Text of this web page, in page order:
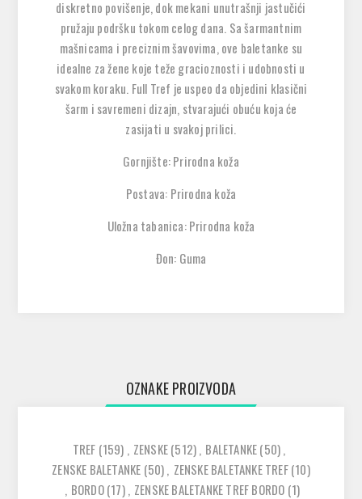
diskretno povišenje, dok mekani unutrašnji jastučići
pružaju podršku tokom celog dana. Sa šarmantnim
mašnicama i preciznim šavovima, ove baletanke su
idealne za žene koje teže gracioznosti i udobnosti u
svakom koraku. Full Tref je uspeo da objedini klasični
šarm i savremeni dizajn, stvarajući obuću koja će
zasijati u svakoj prilici.
Gornjište: Prirodna koža
Postava: Prirodna koža
Uložna tabanica: Prirodna koža
Đon: Guma
OZNAKE PROIZVODA
TREF (159) , ZENSKE(512), BALETANKE(50),
ZENSKE BALETANKE (50), ZENSKE BALETANKE TREF(10)
, BORDO(17), ZENSKE BALETANKE TREF BORDO (1)